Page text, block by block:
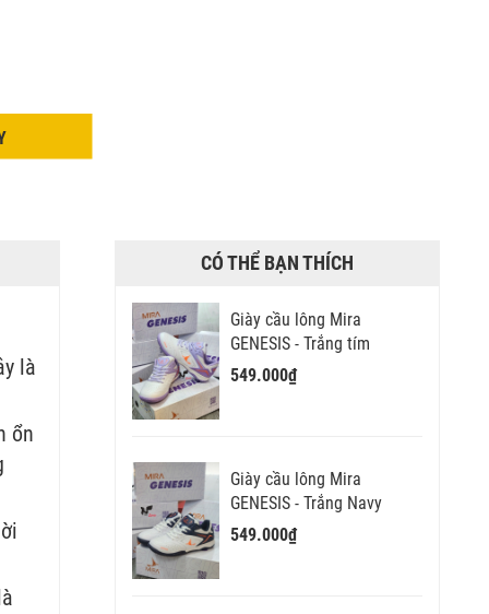
là
ổn
CÓ THỂ BẠN THÍCH
Giày cầu lông Mira
GENESIS - Trắng tím
549.000₫
Giày cầu lông Mira
GENESIS - Trắng Navy
549.000₫